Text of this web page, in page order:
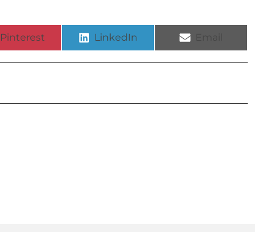
Pinterest LinkedIn